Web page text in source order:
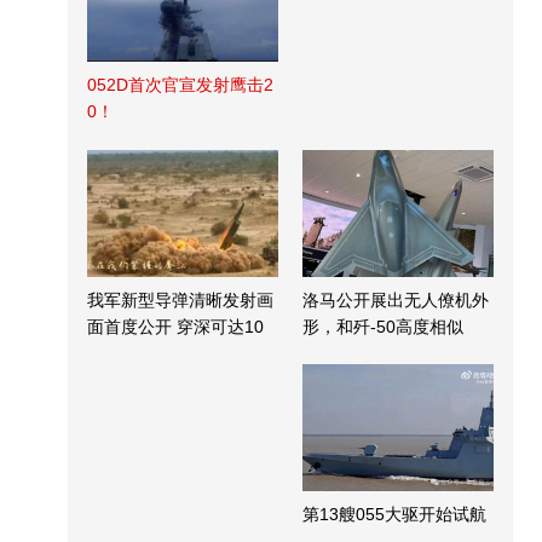
052D首次官宣发射鹰击2
0！
我军新型导弹清晰发射画
面首度公开 穿深可达10
洛马公开展出无人僚机外
形，和歼-50高度相似
第13艘055大驱开始试航